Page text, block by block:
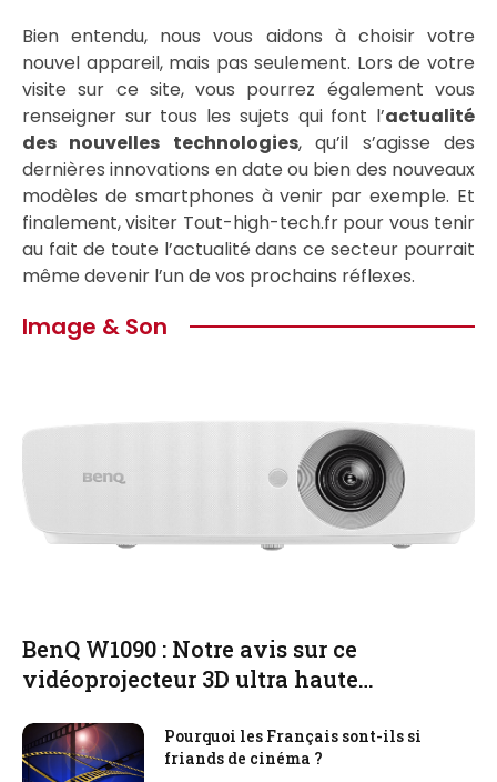
Bien entendu, nous vous aidons à choisir votre
nouvel appareil, mais pas seulement. Lors de votre
visite sur ce site, vous pourrez également vous
renseigner sur tous les sujets qui font l’actualité
des nouvelles technologies, qu’il s’agisse des
dernières innovations en date ou bien des nouveaux
modèles de smartphones à venir par exemple. Et
finalement, visiter Tout-high-tech.fr pour vous tenir
au fait de toute l’actualité dans ce secteur pourrait
même devenir l’un de vos prochains réflexes.
Image & Son
BenQ W1090 : Notre avis sur ce
vidéoprojecteur 3D ultra haute
Pourquoi les Français sont-ils si
friands de cinéma ?